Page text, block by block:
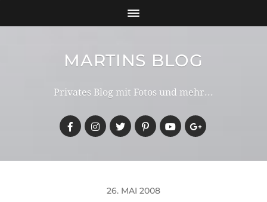
MARTINS BLOG
Privates Blog mit Fotos und mehr...
26. MAI 2008